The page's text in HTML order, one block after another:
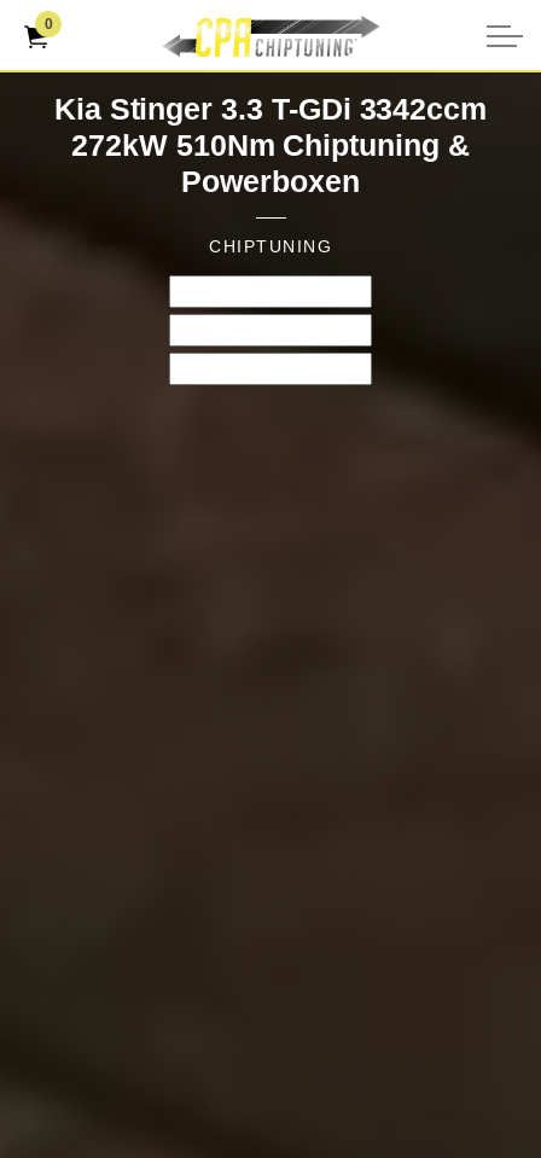
0
Kia Stinger 3.3 T-GDi 3342ccm
272kW 510Nm Chiptuning &
Powerboxen
CHIPTUNING